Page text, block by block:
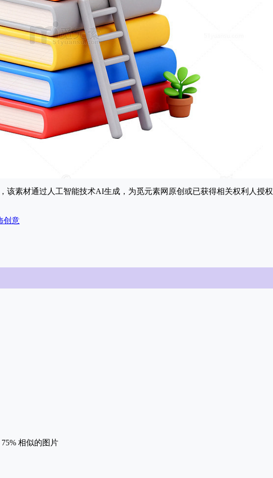
该素材通过人工智能技术AI生成，为觅元素网原创或已获得相关权利人授
创意
75% 相似的图片